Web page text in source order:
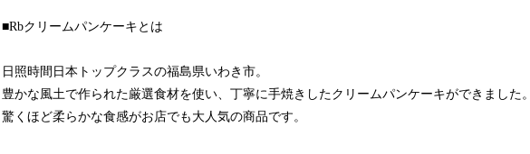
■Rbクリームパンケーキとは
日照時間日本トップクラスの福島県いわき市。
豊かな風土で作られた厳選食材を使い、丁寧に手焼きしたクリームパンケーキができました
驚くほど柔らかな食感がお店でも大人気の商品です。